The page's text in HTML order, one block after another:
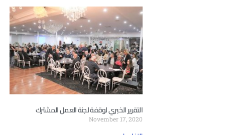
التقرير الخبري لوقفة لجنة العمل المشترك
November 17, 2020